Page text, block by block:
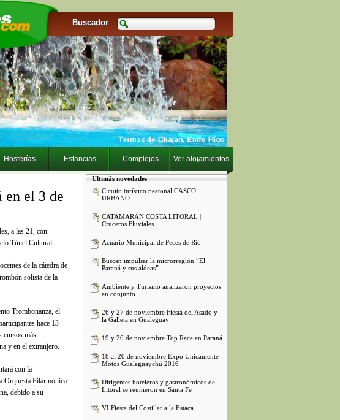
Buscador
Hosterías Estancias Complejos Ver alojamientos
en el 3 de
a las 21, con
Túnel Cultural.
de la cátedra de
solista de la
Trombonanza, el
hace 13
cursos más
y en el extranjero.
con la
Orquesta Filarmónica
debido a su
Ultimás novedades
Cicuito turístico peatonal CASCO
URBANO
CATAMARÁN COSTA LITORAL |
Cruceros Fluviales
Acuario Municipal de Peces de Río
Buscan impulsar la microrregión “El
Paraná y sus aldeas”
Ambiente y Turismo analizaron proyectos
en conjunto
26 y 27 de noviembre Fiesta del Asado y
la Galleta en Gualeguay
19 y 20 de noviembre Top Race en Paraná
18 al 20 de noviembre Expo Unicamente
Motos Gualeguaychú 2016
Dirigentes hoteleros y gastronómicos del
Litoral se reunieron en Santa Fe
VI Fiesta del Costillar a la Estaca